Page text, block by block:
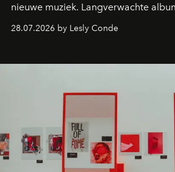
nieuwe muziek. Langverwachte
comebacks en veelbelovende
de releases die je niet mag missen.
28.07.2026 by Lesly Conde